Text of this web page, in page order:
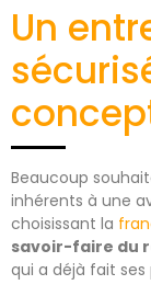
Un
Beaucoup
inhérents à une
choisissant la
savoir-faire du
qui a déjà fait ses